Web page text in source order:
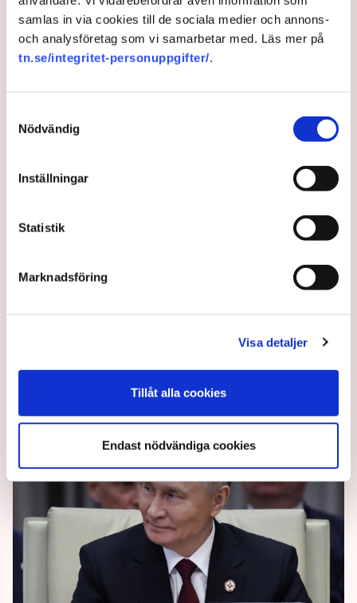
samlas in via cookies till de sociala medier och annons-
och analysföretag som vi samarbetar med. Läs mer på
tn.se/integritet-personuppgifter/.
Nödvändig
Inställningar
Statistik
Marknadsföring
Visa detaljer
Tillåt alla cookies
Endast nödvändiga cookies
Svenska protesten mot EU:s
storföretag”
EU-kommissionen har lagt fram skarpa förslag om
att centralisera Europas börser och finanstillsyn.
skulle vara en framgångsfaktor med bara en stor
börs i Europa”, säger han till TN.
Av: Bengt Ljung